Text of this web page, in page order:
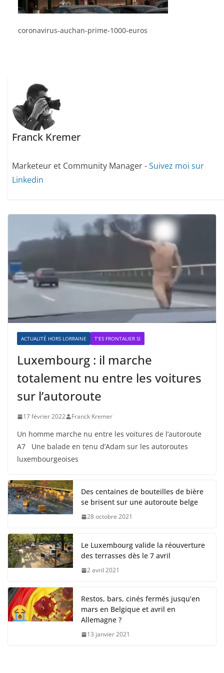
coronavirus-auchan-prime-1000-euros
Franck Kremer
Marketeur et Community Manager -Suivez moi sur
Linkedin
ACTUALITÉ HORS LORRAINE T'ES FRONTALIER SI
Luxembourg : il marche
totalement nu entre les voitures
sur l’autoroute
17 février 2022 Franck Kremer
Un homme marche nu entre les voitures de l’autoroute
A7 Une balade en tenu d’Adam sur les autoroutes
luxembourgeoises
Des centaines de bouteilles de bière
se brisent sur une autoroute belge
28 octobre 2021
Le Luxembourg valide la réouverture
des terrasses dès le 7 avril
2 avril 2021
Restos, bars, cinés fermés jusqu’en
mars en Belgique et avril en
Allemagne ?
13 janvier 2021